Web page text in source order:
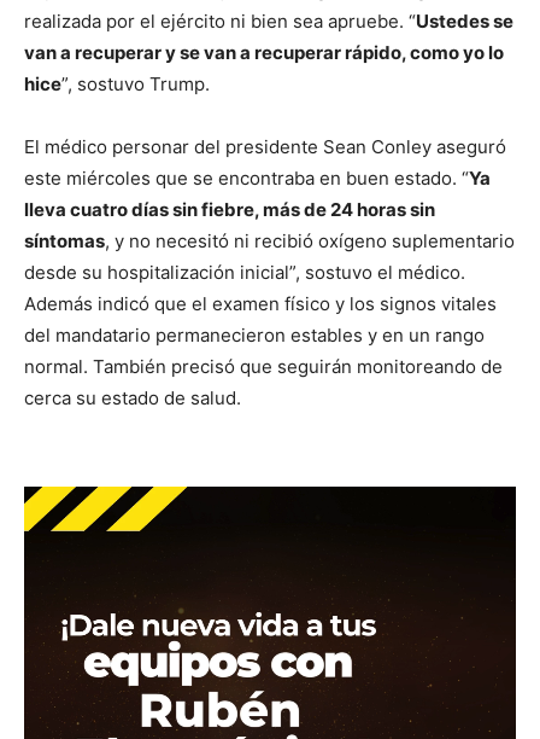
realizada por el ejército ni bien sea apruebe. “Ustedes se
van a recuperar y se van a recuperar rápido, como yo lo
hice”, sostuvo Trump.
El médico personar del presidente Sean Conley aseguró
este miércoles que se encontraba en buen estado. “Ya
lleva cuatro días sin fiebre, más de 24 horas sin
síntomas, y no necesitó ni recibió oxígeno suplementario
desde su hospitalización inicial”, sostuvo el médico.
Además indicó que el examen físico y los signos vitales
del mandatario permanecieron estables y en un rango
normal. También precisó que seguirán monitoreando de
cerca su estado de salud.